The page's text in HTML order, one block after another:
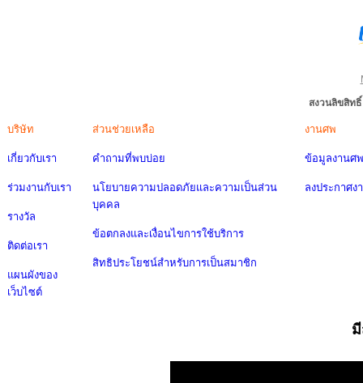
สงวนลิขสิท
บริษัท
เกี่ยวกับเรา
ร่วมงานกับเรา
รางวัล
ติดต่อเรา
แผนผังของ
เว็บไซต์
ส่วนช่วยเหลือ
คำถามที่พบบ่อย
นโยบายความปลอดภัยและความเป็นส่วน
บุคคล
ข้อตกลงและเงื่อนไขการใช้บริการ
สิทธิประโยชน์สำหรับการเป็นสมาชิก
งานศพ
ข้อมูลงานศพ
ลงประกาศง